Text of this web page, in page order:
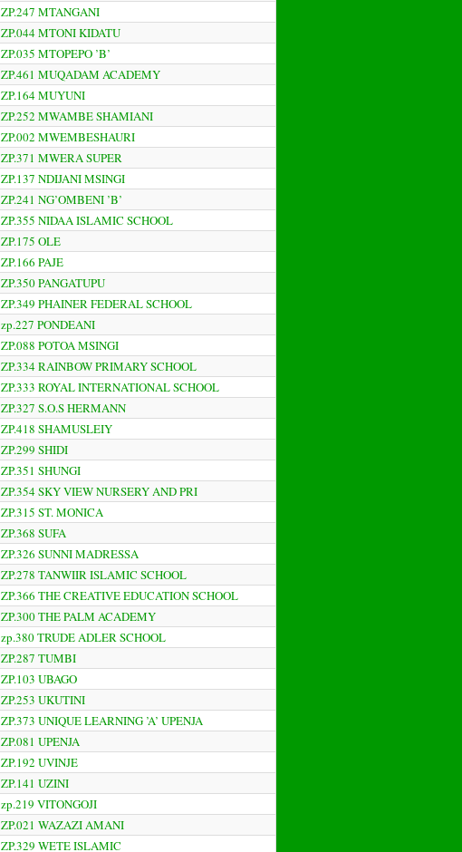
ZP.247 MTANGANI
ZP.044 MTONI KIDATU
ZP.035 MTOPEPO ’B’
ZP.461 MUQADAM ACADEMY
ZP.164 MUYUNI
ZP.252 MWAMBE SHAMIANI
ZP.002 MWEMBESHAURI
ZP.371 MWERA SUPER
ZP.137 NDIJANI MSINGI
ZP.241 NG’OMBENI ’B’
ZP.355 NIDAA ISLAMIC SCHOOL
ZP.175 OLE
ZP.166 PAJE
ZP.350 PANGATUPU
ZP.349 PHAINER FEDERAL SCHOOL
zp.227 PONDEANI
ZP.088 POTOA MSINGI
ZP.334 RAINBOW PRIMARY SCHOOL
ZP.333 ROYAL INTERNATIONAL SCHOOL
ZP.327 S.O.S HERMANN
ZP.418 SHAMUSLEIY
ZP.299 SHIDI
ZP.351 SHUNGI
ZP.354 SKY VIEW NURSERY AND PRI
ZP.315 ST. MONICA
ZP.368 SUFA
ZP.326 SUNNI MADRESSA
ZP.278 TANWIIR ISLAMIC SCHOOL
ZP.366 THE CREATIVE EDUCATION SCHOOL
ZP.300 THE PALM ACADEMY
zp.380 TRUDE ADLER SCHOOL
ZP.287 TUMBI
ZP.103 UBAGO
ZP.253 UKUTINI
ZP.373 UNIQUE LEARNING ’A’ UPENJA
ZP.081 UPENJA
ZP.192 UVINJE
ZP.141 UZINI
zp.219 VITONGOJI
ZP.021 WAZAZI AMANI
ZP.329 WETE ISLAMIC